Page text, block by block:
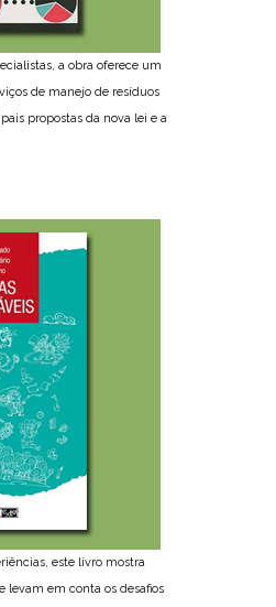
a obra oferece um
de manejo de resíduos
propostas da nova lei e a
este livro mostra
levam em conta os desafios